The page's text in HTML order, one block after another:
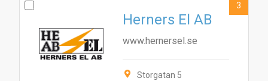
Herners El AB
www.hernersel.se
Storgatan 5
3